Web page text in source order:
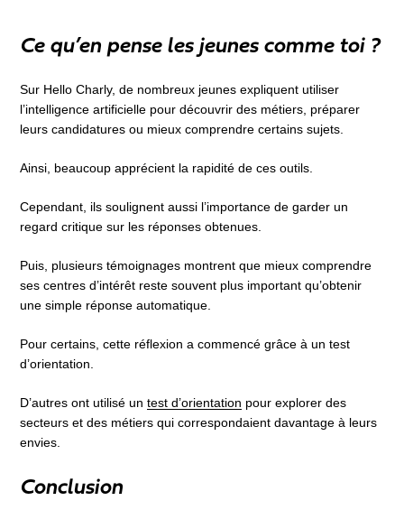
Ce qu’en pense les jeunes comme toi ?
Sur Hello Charly, de nombreux jeunes expliquent utiliser
l’intelligence artificielle pour découvrir des métiers, préparer
leurs candidatures ou mieux comprendre certains sujets.
Ainsi, beaucoup apprécient la rapidité de ces outils.
Cependant, ils soulignent aussi l’importance de garder un
regard critique sur les réponses obtenues.
Puis, plusieurs témoignages montrent que mieux comprendre
ses centres d’intérêt reste souvent plus important qu’obtenir
une simple réponse automatique.
Pour certains, cette réflexion a commencé grâce à un test
d’orientation.
D’autres ont utilisé untest d’orientation pour explorer des
secteurs et des métiers qui correspondaient davantage à leurs
envies.
Conclusion